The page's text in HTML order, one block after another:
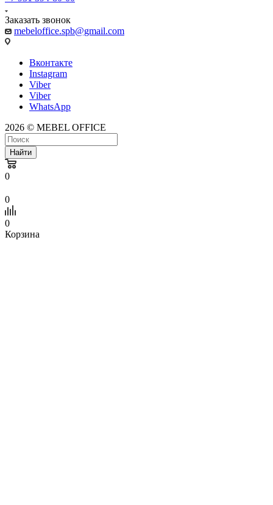
Заказать звонок
mebeloffice.spb@gmail.com
Вконтакте
Instagram
Viber
Viber
WhatsApp
2026 © MEBEL OFFICE
Найти
0
0
0
Корзина